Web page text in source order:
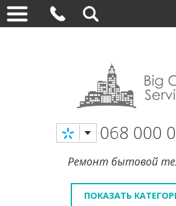
068 000
Ремонт бытовой
ПОКАЗАТЬ